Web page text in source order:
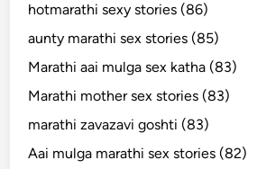
hotmarathi sexy stories (86)
aunty marathi sex stories (85)
Marathi aai mulga sex katha (83)
Marathi mother sex stories (83)
marathi zavazavi goshti (83)
Aai mulga marathi sex stories (82)